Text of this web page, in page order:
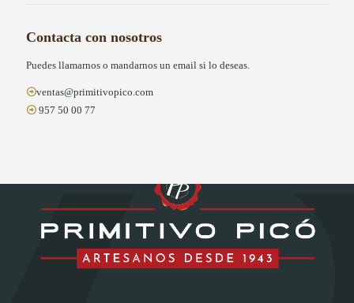
Contacta con nosotros
Puedes llamarnos o mandarnos un email si lo deseas.
ventas@primitivopico.com
957 50 00 77